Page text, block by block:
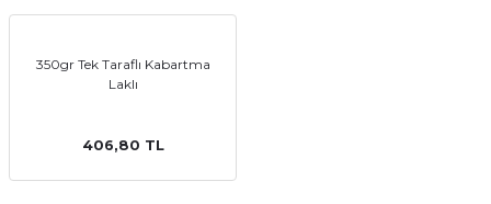
350gr Tek Taraflı Kabartma
Laklı
406,80 TL